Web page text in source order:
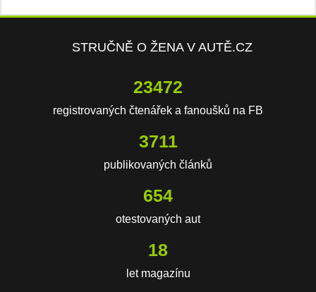
STRUČNĚ O ŽENA V AUTĚ.CZ
23472
registrovaných čtenářek a fanoušků na FB
3711
publikovaných článků
654
otestovaných aut
18
let magazínu